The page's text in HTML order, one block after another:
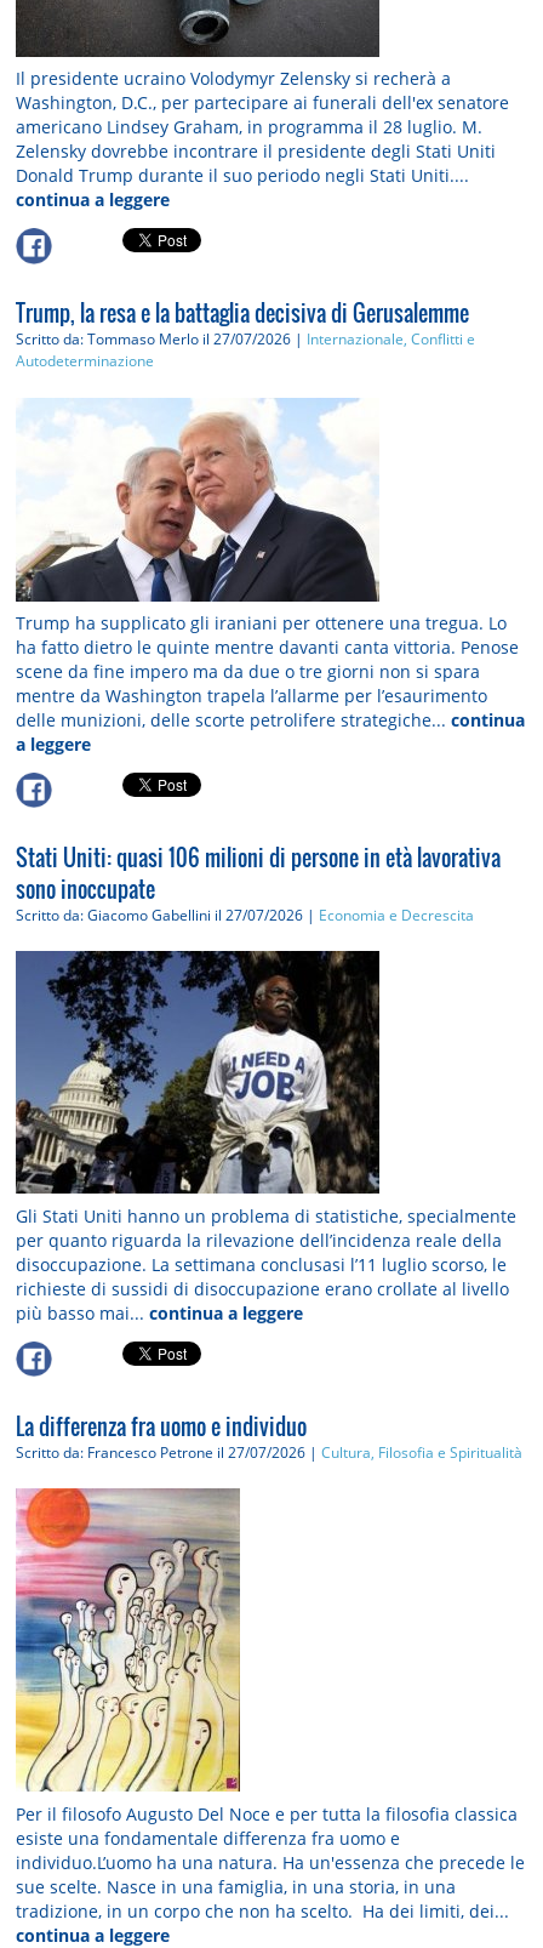
Il presidente ucraino Volodymyr Zelensky si recherà a
Washington, D.C., per partecipare ai funerali dell'ex senatore
americano Lindsey Graham, in programma il 28 luglio. M.
Zelensky dovrebbe incontrare il presidente degli Stati Uniti
Donald Trump durante il suo periodo negli Stati Uniti....
continua a leggere
Trump, la resa e la battaglia decisiva di Gerusalemme
Scritto da: Tommaso Merlo il 27/07/2026 | Internazionale, Conflitti e
Autodeterminazione
Trump ha supplicato gli iraniani per ottenere una tregua. Lo
ha fatto dietro le quinte mentre davanti canta vittoria. Penose
scene da fine impero ma da due o tre giorni non si spara
mentre da Washington trapela l’allarme per l’esaurimento
delle munizioni, delle scorte petrolifere strategiche...continua
a leggere
Stati Uniti: quasi 106 milioni di persone in età lavorativa
sono inoccupate
Scritto da: Giacomo Gabellini il 27/07/2026 | Economia e Decrescita
Gli Stati Uniti hanno un problema di statistiche, specialmente
per quanto riguarda la rilevazione dell’incidenza reale della
disoccupazione. La settimana conclusasi l’11 luglio scorso, le
richieste di sussidi di disoccupazione erano crollate al livello
più basso mai...continua a leggere
La differenza fra uomo e individuo
Scritto da: Francesco Petrone il 27/07/2026 |Cultura, Filosofia e Spiritualità
Per il filosofo Augusto Del Noce e per tutta la filosofia classica
esiste una fondamentale differenza fra uomo e
individuo.L’uomo ha una natura. Ha un'essenza che precede le
sue scelte. Nasce in una famiglia, in una storia, in una
tradizione, in un corpo che non ha scelto. Ha dei limiti, dei...
continua a leggere